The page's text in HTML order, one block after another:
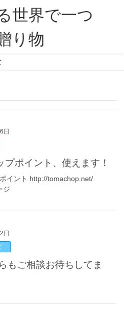
世界で一つ
り物
日
ップポイント、使えます！
イント http://tomachop.net/
ジ
日